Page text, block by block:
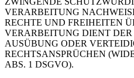
VERARBEITUNG
RECHTE UND FREIHEITEN
VERARBEITUNG DIENT
AUSÜBUNG ODER
RECHTSANSPRÜCHEN
ABS. 1 DSGVO).